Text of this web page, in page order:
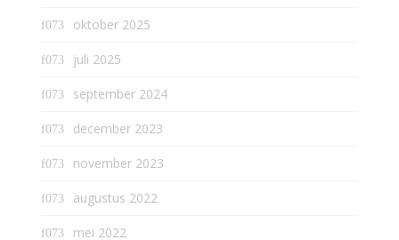
oktober 2025
juli 2025
september 2024
december 2023
november 2023
augustus 2022
mei 2022